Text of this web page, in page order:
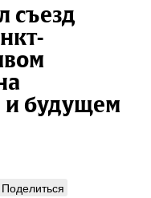
съезд
и будущем
Поделиться